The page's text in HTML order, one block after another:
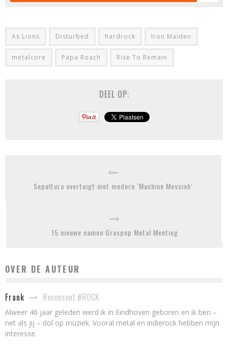
As Lions Disturbed hardrock Iron Maiden
metalcore Papa Roach Rise To Remain
DEEL OP:
Sepultura overtuigt met modern ‘Machine Messiah’
15 nieuwe namen Graspop Metal Meeting
OVER DE AUTEUR
Frank Recensent #ROCK
Alweer 46 jaar geleden werd ik in Eindhoven geboren en ik ben –
net als jij – dol op muziek. Vooral metal en indierock hebben mijn
interesse.